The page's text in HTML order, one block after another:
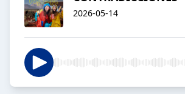
2026-05-14